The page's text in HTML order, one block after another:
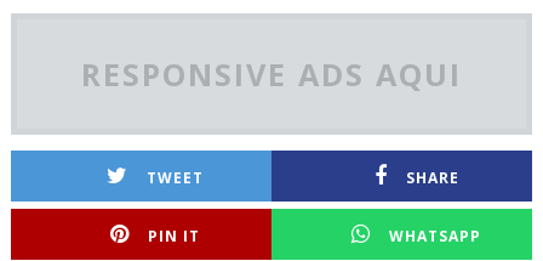
RESPONSIVE ADS AQUI
TWEET SHARE
PIN IT WHATSAPP